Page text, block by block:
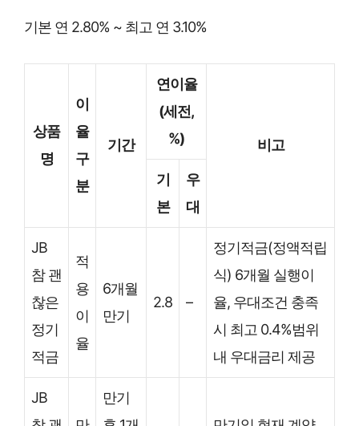
기본 연 2.80% ~ 최고 연 3.10%
상품
명
이
율
구
분
기간
연이율
(세전,
%)
비고
기
본
우
대
JB
참 괜
찮은
정기
적금
적
용
이
율
6개월
만기
2.8 –
정기적금(정액적립
식) 6개월 실행이
율, 우대조건 충족
시 최고 0.4%범위
내 우대금리 제공
JB
만기